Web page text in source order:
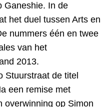
Ganeshie. In de
het duel tussen Arts en
nummers één en twee
van het
2013.
Stuurstraat de titel
een remise met
overwinning op Simon